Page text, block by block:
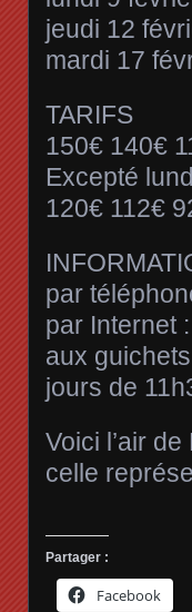
jeudi 12
mardi 17
TARIFS
150€ 140€
Excepté
120€ 112€
par
par Internet
aux
jours de
Voici l’air
celle
Partager :
Facebook